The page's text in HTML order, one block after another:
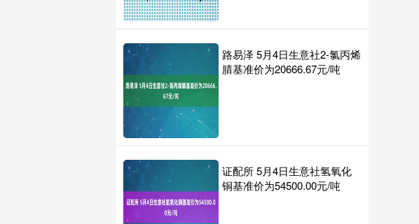
路易泽 5月4日生意社2-氯丙烯
腈基准价为20666.67元/吨
证配所 5月4日生意社氢氧化
铜基准价为54500.00元/吨